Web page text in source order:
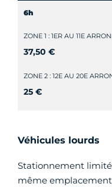
6h
ZONE 1 : 1ER AU 11E
37,50 €
ZONE 2 : 12E AU 20E
25 €
Véhicules lourds
Stationnement limité
même